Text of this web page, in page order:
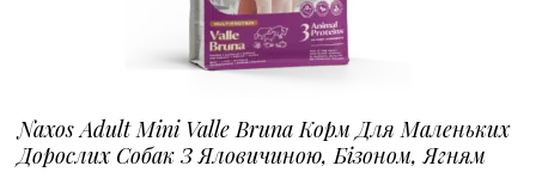
Naxos Adult Mini Valle Bruna Корм Для Маленьких
Дорослих Собак З Яловичиною, Бізоном, Ягням